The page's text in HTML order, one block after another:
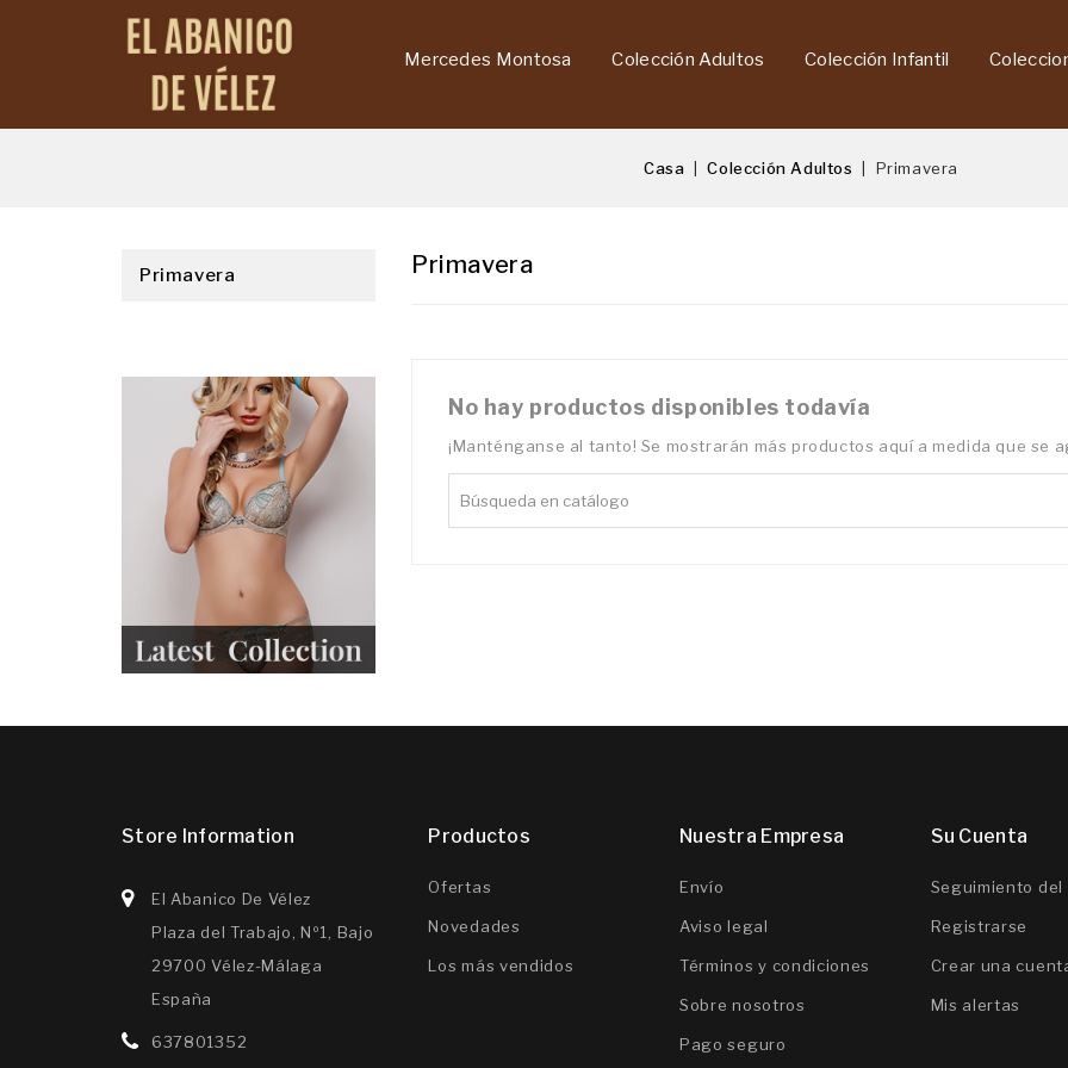
Mercedes Montosa Colección Adultos Colección Infantil
Casa Colección Adultos Primavera
Primavera Primavera
No hay productos disponibles todavía
¡Manténganse al tanto! Se mostrarán más productos aquí a medida que se
Store Information
El Abanico De Vélez
Plaza del Trabajo, Nº1, Bajo
29700 Vélez-Málaga
España
637801352
Productos
Ofertas
Novedades
Los más vendidos
Nuestra Empresa
Envío
Aviso legal
Términos y condiciones
Sobre nosotros
Pago seguro
Su Cuenta
Seguimiento del
Registrarse
Crear una
Mis alertas